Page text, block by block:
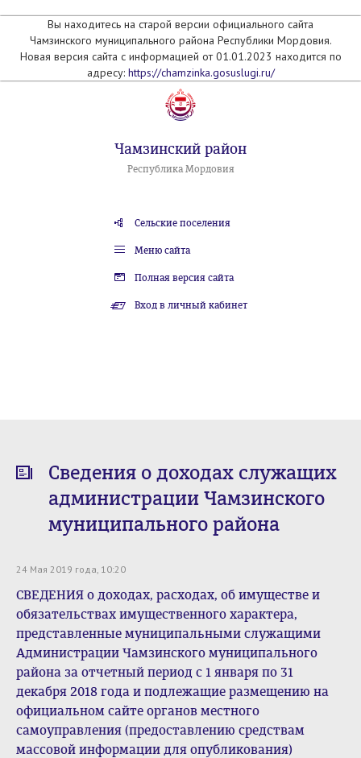
Вы находитесь на старой версии официального сайта
Чамзинского муниципального района Республики Мордовия.
Новая версия сайта с информацией от 01.01.2023 находится по
адресу: https://chamzinka.gosuslugi.ru/
Чамзинский район
Республика Мордовия
Сельские поселения
Меню сайта
Полная версия сайта
Вход в личный кабинет
Сведения о доходах служащих
администрации Чамзинского
муниципального района
24 Мая 2019 года, 10:20
СВЕДЕНИЯ о доходах, расходах, об имуществе и
обязательствах имущественного характера,
представленные муниципальными служащими
Администрации Чамзинского муниципального
района за отчетный период с 1 января по 31
декабря 2018 года и подлежащие размещению на
официальном сайте органов местного
самоуправления (предоставлению средствам
массовой информации для опубликования)